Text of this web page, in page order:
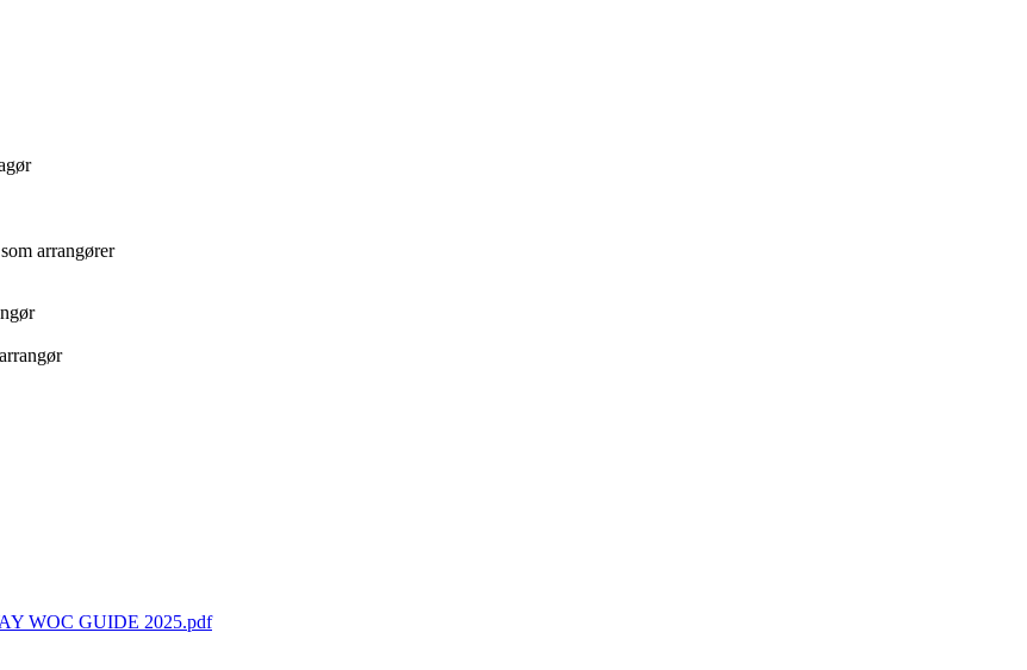
arrangører
WOC GUIDE 2025.pdf